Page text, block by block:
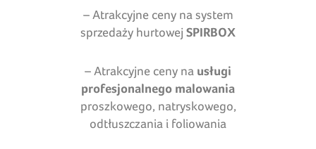
– Atrakcyjne ceny na system
sprzedaży hurtowej SPIRBOX
– Atrakcyjne ceny na usługi
profesjonalnego malowania
proszkowego, natryskowego,
odtłuszczania i foliowania